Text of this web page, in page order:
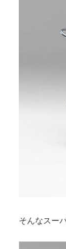
そんなスー